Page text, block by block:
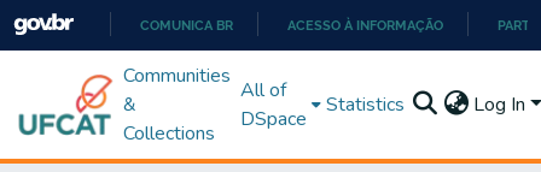
PARA
O
COMUNICA BR ACESSO À INFORMAÇÃO
Communities
&
Collections
All of
DSpace
Statistics Log In